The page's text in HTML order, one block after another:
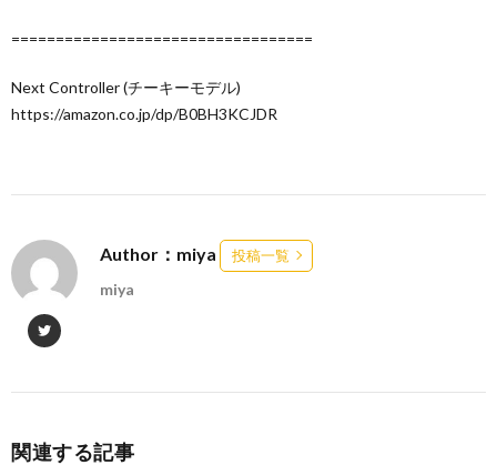
==================================
Next Controller (チーキーモデル)
https://amazon.co.jp/dp/B0BH3KCJDR
Author：miya 投稿一覧
miya
関連する記事